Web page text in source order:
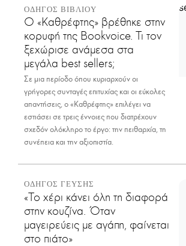
ΟΔΗΓΟΣ ΒΙΒΛΙΟΥ
Ο «Καθρέφτης» βρέθηκε στην
κορυφή της Bookvoice. Τι τον
ξεχώρισε ανάμεσα στα
μεγάλα best sellers;
Σε μια περίοδο όπου κυριαρχούν οι
γρήγορες συνταγές επιτυχίας και οι εύκολες
απαντήσεις, ο «Καθρέφτης» επιλέγει να
εστιάσει σε τρεις έννοιες που διατρέχουν
σχεδόν ολόκληρο το έργο: την πειθαρχία, τη
συνέπεια και την αξιοπιστία.
ΟΔΗΓΟΣ ΓΕΥΣΗΣ
«Το χέρι κάνει όλη τη διαφορά
στην κουζίνα. Όταν
μαγειρεύεις με αγάπη, φαίνεται
στο πιάτο»